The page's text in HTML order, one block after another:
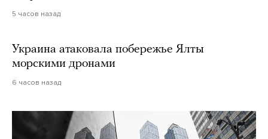
5 часов назад
Украина атаковала побережье Ялты
морскими дронами
6 часов назад